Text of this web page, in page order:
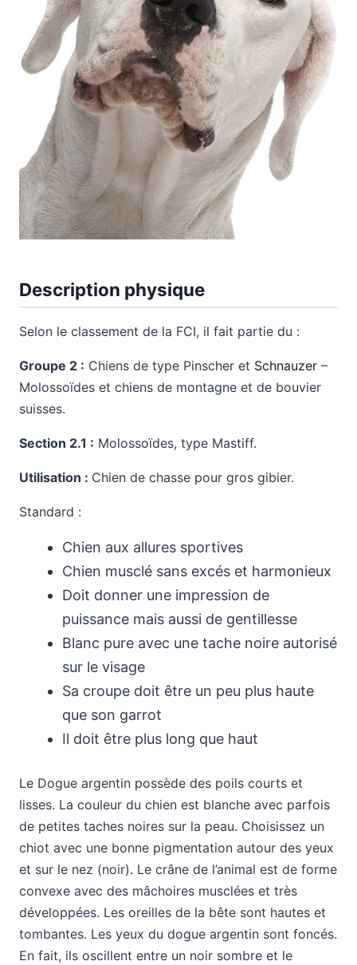
Description physique
Selon le classement de la FCI, il fait partie du :
Groupe 2 : Chiens de type Pinscher et Schnauzer –
Molossoïdes et chiens de montagne et de bouvier
suisses.
Section 2.1 : Molossoïdes, type Mastiff.
Utilisation : Chien de chasse pour gros gibier.
Standard :
Chien aux allures sportives
Chien musclé sans excés et harmonieux
Doit donner une impression de
puissance mais aussi de gentillesse
Blanc pure avec une tache noire autorisé
sur le visage
Sa croupe doit être un peu plus haute
que son garrot
Il doit être plus long que haut
Le Dogue argentin possède des poils courts et
lisses. La couleur du chien est blanche avec parfois
de petites taches noires sur la peau. Choisissez un
chiot avec une bonne pigmentation autour des yeux
et sur le nez (noir). Le crâne de l’animal est de forme
convexe avec des mâchoires musclées et très
développées. Les oreilles de la bête sont hautes et
tombantes. Les yeux du dogue argentin sont foncés.
En fait, ils oscillent entre un noir sombre et le